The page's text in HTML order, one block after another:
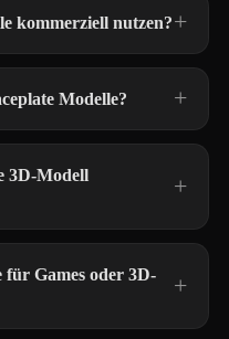
kommerziell nutzen?
Modelle?
3D-Modell
für Games oder 3D-